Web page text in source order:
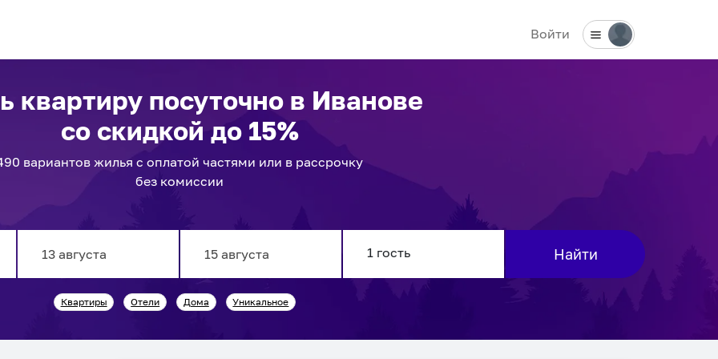
Войти
квартиру посуточно в Иванове
со скидкой до 15%
вариантов жилья с оплатой частями или в рассрочку
без комиссии
forward
interact
backward
interact
Найти
Квартиры Отели Дома Уникальное